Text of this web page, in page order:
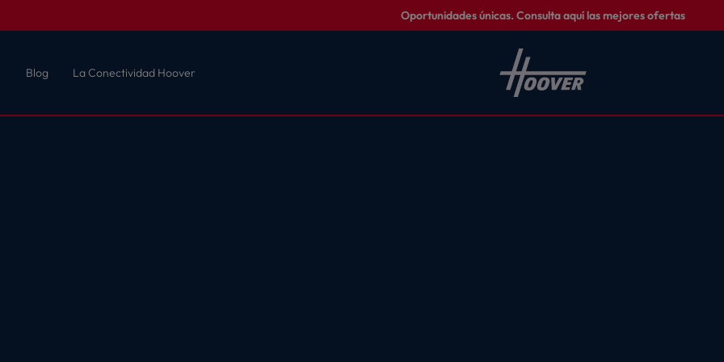
Oportunidades únicas. Consulta aquí las mejores ofertas
Blog La Conectividad Hoover